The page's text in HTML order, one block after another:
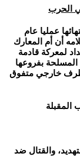
الحرب
عمليا عام
أن أم المعارك
لمعركة قادمة
المسلحة بفروعها
طرف خارجي متفوق
المقبلة
والقتال ضد